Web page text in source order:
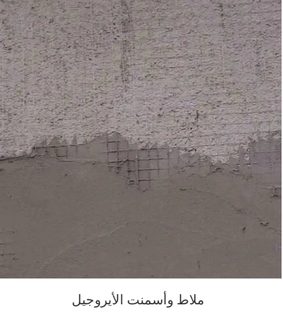
ملاط وأسمنت الأيروجيل